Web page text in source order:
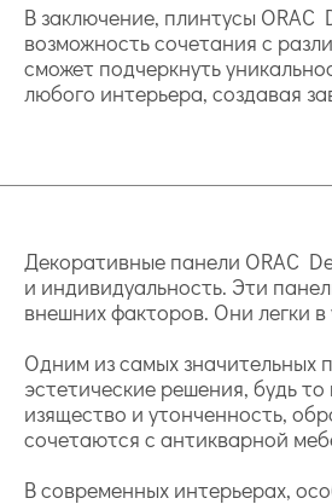
В заключение, плинтусы
возможность сочетания с
сможет подчеркнуть
любого интерьера, создавая
Декоративные панели ORAC
и индивидуальность. Эти
внешних факторов. Они легки
Одним из самых значительных
эстетические решения, будь
изящество и утонченность,
сочетаются с антикварной
В современных интерьерах,